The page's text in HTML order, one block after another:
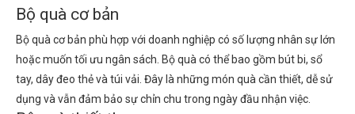
Bộ quà cơ bản
Bộ quà cơ bản phù hợp với doanh nghiệp có số lượng nhân sự lớn
hoặc muốn tối ưu ngân sách. Bộ quà có thể bao gồm bút bi, sổ
tay, dây đeo thẻ và túi vải. Đây là những món quà cần thiết, dễ sử
dụng và vẫn đảm bảo sự chỉn chu trong ngày đầu nhận việc.